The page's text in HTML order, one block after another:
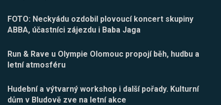
FOTO: Neckyádu ozdobil plovoucí koncert skupiny
ABBA, účastníci zájezdu i Baba Jaga
Run & Rave u Olympie Olomouc propojí běh, hudbu a
letní atmosféru
Hudební a výtvarný workshop i další pořady. Kulturní
dům v Bludově zve na letní akce